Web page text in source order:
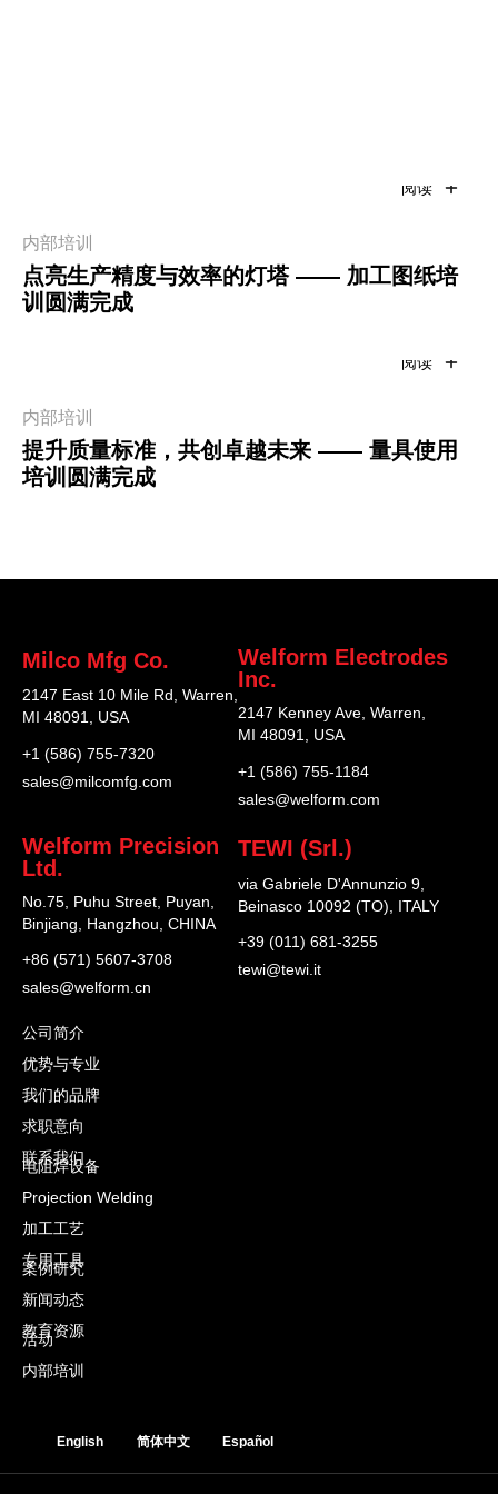
阅读
内部培训
点亮生产精度与效率的灯塔 —— 加工图纸培
训圆满完成
阅读
内部培训
提升质量标准，共创卓越未来 —— 量具使用
培训圆满完成
Milco Mfg Co.
2147 East 10 Mile Rd, Warren,
MI 48091, USA
+1 (586) 755-7320
sales@milcomfg.com
Welform Electrodes
Inc.
2147 Kenney Ave, Warren,
MI 48091, USA
+1 (586) 755-1184
sales@welform.com
Welform Precision
Ltd.
No.75, Puhu Street, Puyan,
Binjiang, Hangzhou, CHINA
+86 (571) 5607-3708
sales@welform.cn
TEWI (Srl.)
via Gabriele D'Annunzio 9,
Beinasco 10092 (TO), ITALY
+39 (011) 681-3255
tewi@tewi.it
公司简介
优势与专业
我们的品牌
求职意向
联系我们
电阻焊设备
Projection Welding
加工工艺
专用工具
案例研究
新闻动态
教育资源
活动
内部培训
English 简体中文 Español